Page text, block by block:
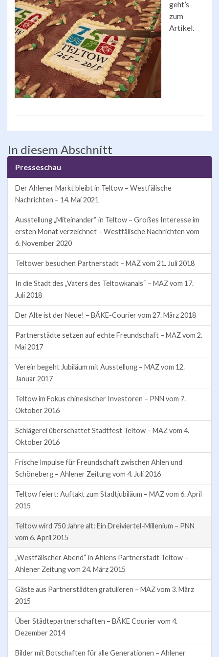
geht’s
zum
Artikel.
In diesem Abschnitt
Presseschau
Der Ahlener Markt bleibt in Teltow – Westfälische
Nachrichten – 14. Mai 2021
Ausstellung „Miteinander“ in Teltow – Großes Interesse im
ersten Monat verzeichnet – Westfälische Nachrichten vom
6. November 2020
Teltower besuchen Partnerstadt – MAZ vom 21. Juli 2018
In die Stadt des „Vaters des Teltowkanals“ – MAZ vom 17.
Juli 2018
Der Alte ist der Neue! – BÄKE-Courier vom 27. März 2018
Partnerstädte setzen auf echte Freundschaft – MAZ vom 2.
Mai 2017
Verein begeht Jubiläum mit Ausstellung – MAZ vom 12.
Januar 2017
Teltow im Fokus chinesischer Investoren – PNN vom 7.
Oktober 2016
Schlägerei überschattet Stadtfest Teltow – MAZ vom 4.
Oktober 2016
Frische Impulse für Freundschaft zwischen Ahlen und
Schöneberg – Ahlener Zeitung vom 4. Juli 2016
Teltow feiert: Auftakt zum Stadtjubiläum – MAZ vom 6. April
2015
Teltow wird 750 Jahre alt: Ein Dreiviertel-Millenium – PNN
vom 6. April 2015
„Westfälischer Abend“ in Ahlens Partnerstadt Teltow –
Ahlener Zeitung vom 24. März 2015
Gäste aus Partnerstädten gratulieren – MAZ vom 3. März
2015
Über Städtepartnerschaften – BÄKE Courier vom 4.
Dezember 2014
Bilder mit Botschaften für alle Generationen – Ahlener